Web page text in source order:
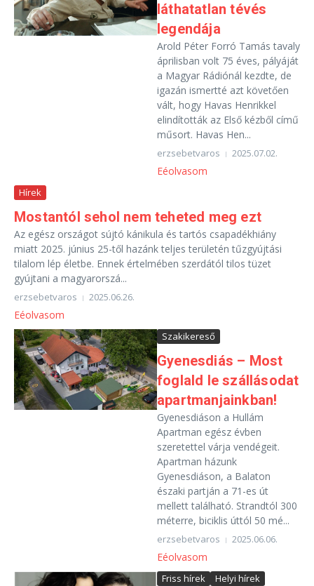
láthatatlan tévés
legendája
Arold Péter Forró Tamás tavaly
áprilisban volt 75 éves, pályáját
a Magyar Rádiónál kezdte, de
igazán ismertté azt követően
vált, hogy Havas Henrikkel
elindították az Első kézből című
műsort. Havas Hen...
erzsebetvaros 2025.07.02.
Eéolvasom
Hírek
Mostantól sehol nem teheted meg ezt
Az egész országot sújtó kánikula és tartós csapadékhiány
miatt 2025. június 25-től hazánk teljes területén tűzgyújtási
tilalom lép életbe. Ennek értelmében szerdától tilos tüzet
gyújtani a magyarorszá...
erzsebetvaros 2025.06.26.
Eéolvasom
Szakikereső
Gyenesdiás – Most
foglald le szállásodat
apartmanjainkban!
Gyenesdiáson a Hullám
Apartman egész évben
szeretettel várja vendégeit.
Apartman házunk
Gyenesdiáson, a Balaton
északi partján a 71-es út
mellett található. Strandtól 300
méterre, biciklis úttól 50 mé...
erzsebetvaros 2025.06.06.
Eéolvasom
Friss hírek
Helyi hírek